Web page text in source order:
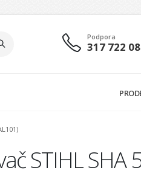
Podpora
317 722
STIHL SHA